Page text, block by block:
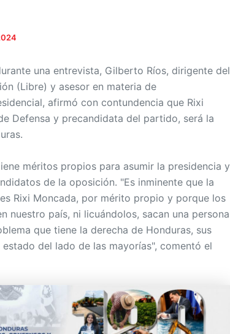
una entrevista, Gilberto Ríos, dirigente del
(Libre) y asesor en materia de
afirmó con contundencia que Rixi
Defensa y precandidata del partido, será la
méritos propios para asumir la presidencia y
de la oposición. "Es inminente que la
Rixi Moncada, por mérito propio y porque los
nuestro país, ni licuándolos, sacan una persona
que tiene la derecha de Honduras, sus
del lado de las mayorías", comentó el